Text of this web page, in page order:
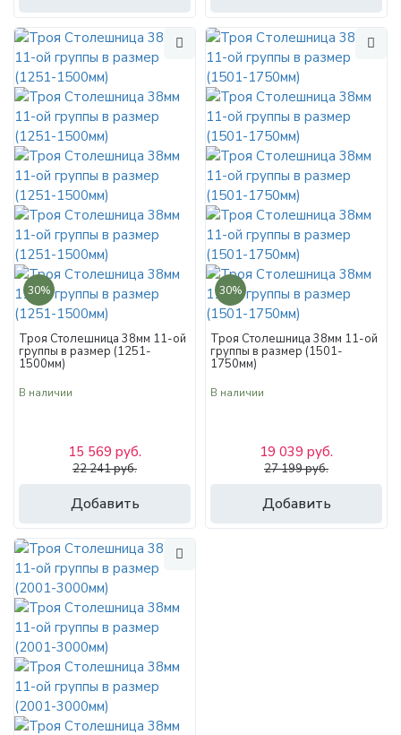
30%
Троя Столешница 38мм 11-ой
группы в размер (1251-
1500мм)
В наличии
Добавить
15 569 руб.
22 241 руб.
30%
Троя Столешница 38мм 11-ой
группы в размер (1501-
1750мм)
В наличии
Добавить
19 039 руб.
27 199 руб.